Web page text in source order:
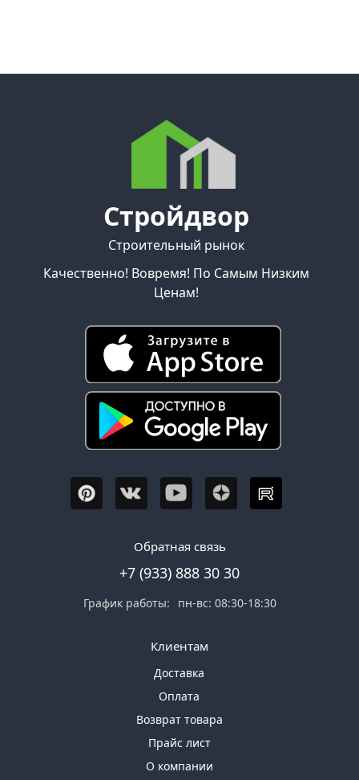
Стройдвор
Строительный рынок
Качественно! Вовремя! По Самым Низким
Ценам!
Обратная связь
+7 (933) 888 30 30
График работы: пн-вс: 08:30-18:30
Клиентам
Доставка
Оплата
Возврат товара
Прайс лист
О компании